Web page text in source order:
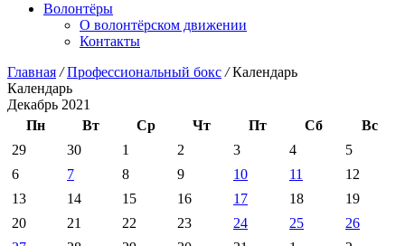
Волонтёры
О волонтёрском движении
Контакты
Главная / Профессиональный бокс /Календарь
Календарь
Декабрь 2021
Пн
Вт Ср Чт Пт Сб
Вс
29
30 1 2 3 4
5
6
7 8 9 10 11
12
13
14 15 16 17 18
19
20
21 22 23 24 25
26